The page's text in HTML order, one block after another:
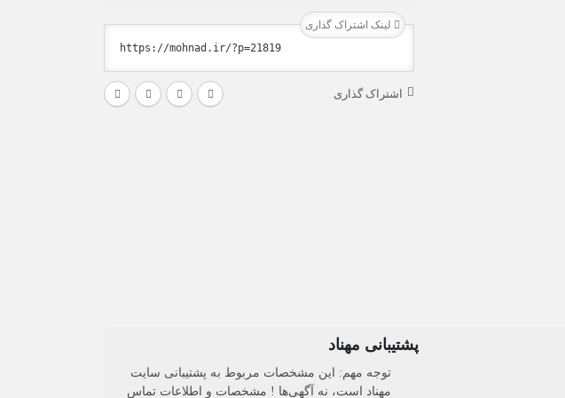
لینک اشتراک گذاری
اشتراک گذاری
پشتیبانی مهناد
توجه مهم: این مشخصات مربوط به پشتیبانی سایت
مهناد است، نه آگهی‌ها ! مشخصات و اطلاعات تماس